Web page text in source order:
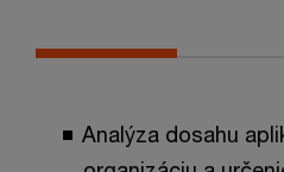
Analýza dosahu